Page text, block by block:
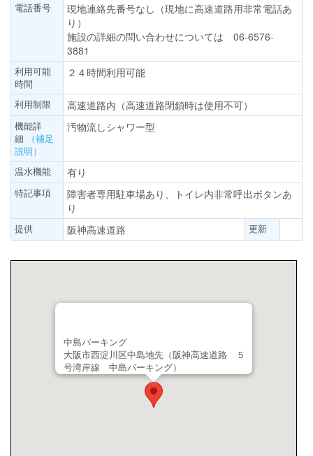
電話番号
現地連絡先番号なし（現地に高速道路用非常電話あ
り）
施設の詳細の問い合わせについては 06-6576-
3881
利用可能
時間
２４時間利用可能
利用制限 高速道路内（高速道路閉鎖時は使用不可）
機能詳
細
（補足
説明）
汚物流しシャワー型
温水機能 有り
特記事項
障害者専用駐車場あり、トイレ内非常呼出ボタンあ
り
提供 阪神高速道路 更新
中島パーキング
大阪市西淀川区中島地先（阪神高速道路 ５
号湾岸線 中島パーキング）